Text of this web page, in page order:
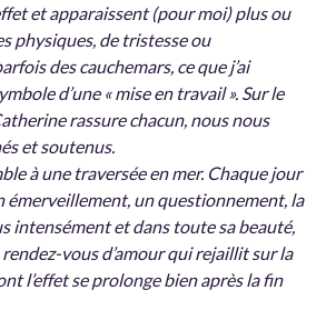
et apparaissent (pour moi) plus ou
physiques, de tristesse ou
des cauchemars, ce que j’ai
d’une « mise en travail ». Sur le
rassure chacun, nous nous
et soutenus.
à une traversée en mer. Chaque jour
émerveillement, un questionnement, la
intensément et dans toute sa beauté,
rendez-vous d’amour qui rejaillit sur la
l’effet se prolonge bien après la fin